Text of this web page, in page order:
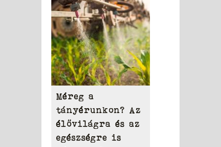
Méreg a
tányérunkon? Az
élővilágra és az
egészségre is